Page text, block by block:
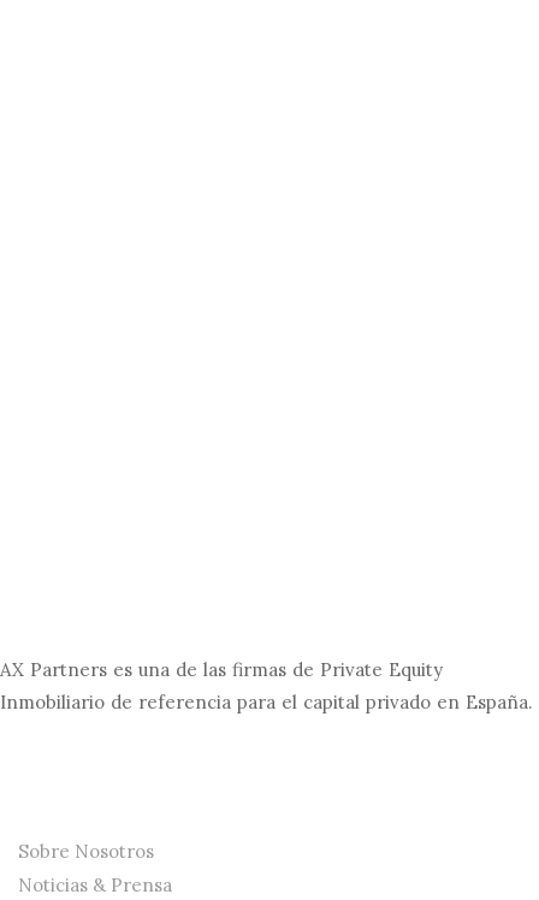
AX Partners es una de las firmas de Private Equity
Inmobiliario de referencia para el capital privado en España.
Sobre Nosotros
Noticias & Prensa